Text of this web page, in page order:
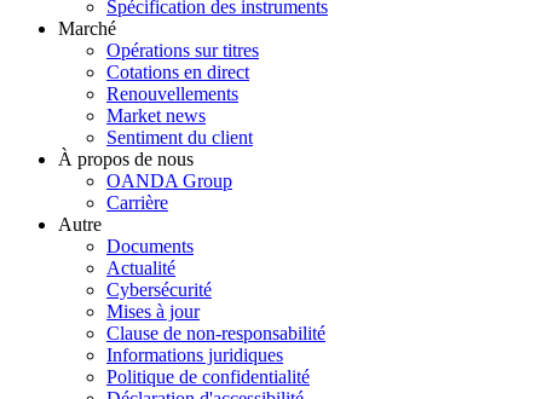
Spécification des instruments
Marché
Opérations sur titres
Cotations en direct
Renouvellements
Market news
Sentiment du client
À propos de nous
OANDA Group
Carrière
Autre
Documents
Actualité
Cybersécurité
Mises à jour
Clause de non-responsabilité
Informations juridiques
Politique de confidentialité